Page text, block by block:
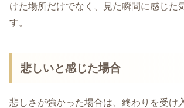
けた場所だけでなく、見た瞬間に感じた
す。
悲しいと感じた場合
悲しさが強かった場合は、終わりを受け